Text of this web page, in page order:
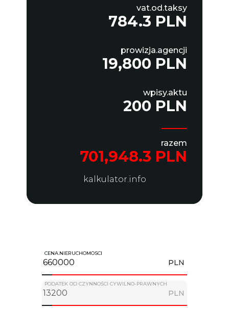
vat.od.taksy
784.3 PLN
prowizja.agencji
19,800 PLN
wpisy.aktu
200 PLN
razem
701,948.3 PLN
kalkulator.info
CENA.NIERUCHOMOSCI
PLN
PODATEK OD CZYNNOŚCI CYWILNO-PRAWNYCH
PLN